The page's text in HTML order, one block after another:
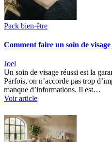
Pack bien-être
Comment faire un soin de
Joel
Un soin de visage réussi est la
Parfois, on n’accorde pas trop
manque d’informations. Il est…
Voir article